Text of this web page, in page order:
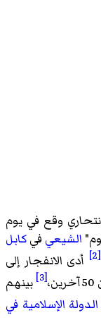
وقع في يوم
الشيعيفيكابل
[2]
أدى الانفجار إلى
[3]
بينهم
الإسلامية في